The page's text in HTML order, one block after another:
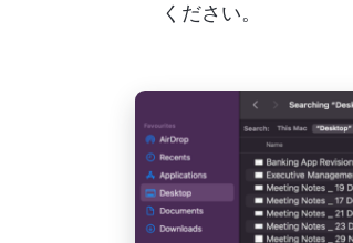
ください。